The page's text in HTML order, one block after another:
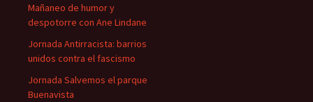
Mañaneo de humor y
despotorre con Ane Lindane
Jornada Antirracista: barrios
unidos contra el fascismo
Jornada Salvemos el parque
Buenavista